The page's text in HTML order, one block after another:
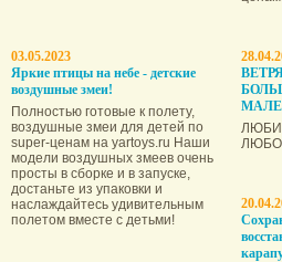
03.05.2023
Яркие птицы на небе - детские
воздушные змеи!
Полностью готовые к полету,
воздушные змеи для детей по
super-ценам на yartoys.ru Наши
модели воздушных змеев очень
просты в сборке и в запуске,
достаньте из упаковки и
наслаждайтесь удивительным
полетом вместе с детьми!